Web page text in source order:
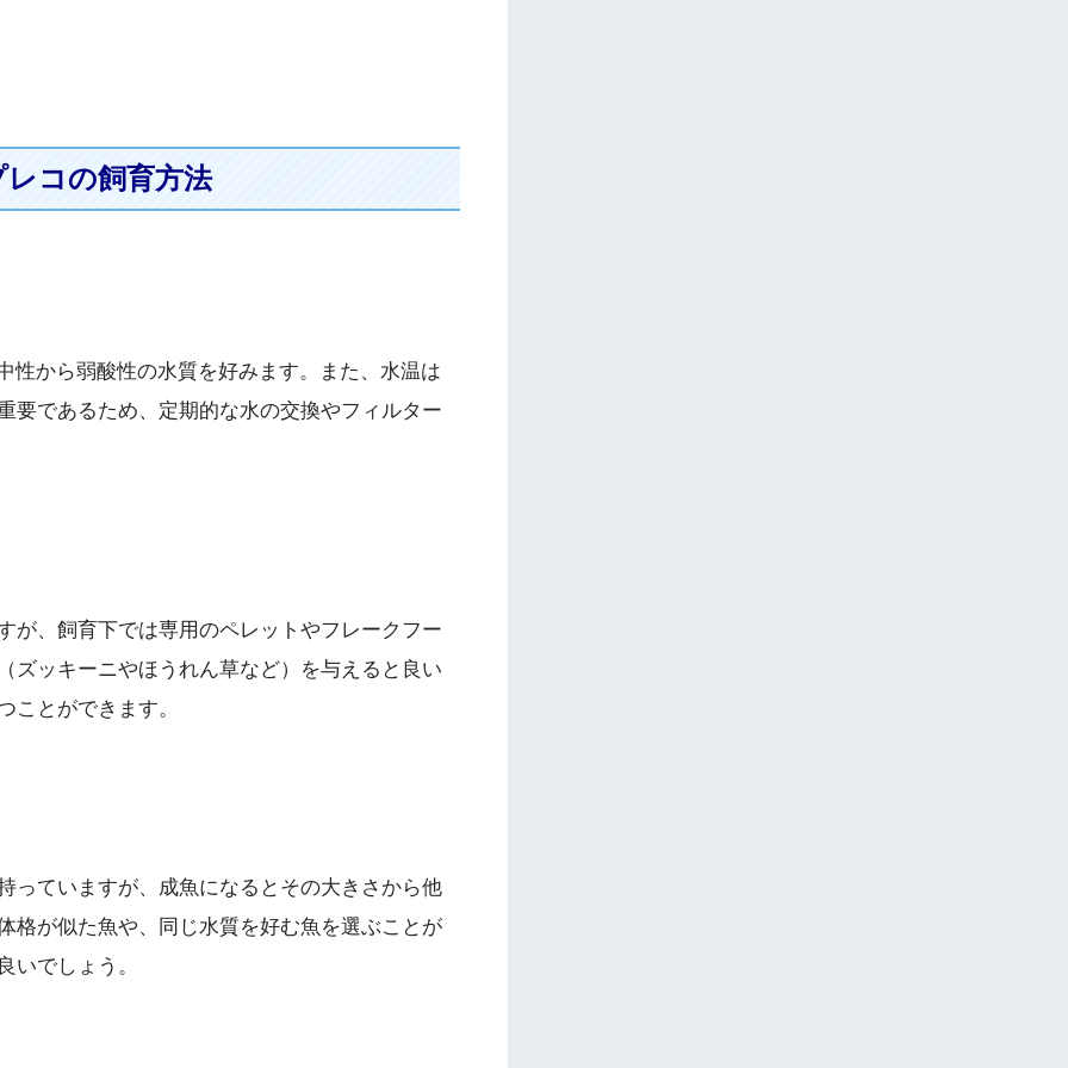
コの飼育方法
性から弱酸性の水質を好みます。また、水温は
であるため、定期的な水の交換やフィルター
が、飼育下では専用のペレットやフレークフー
ズッキーニやほうれん草など）を与えると良い
ことができます。
っていますが、成魚になるとその大きさから他
格が似た魚や、同じ水質を好む魚を選ぶことが
いでしょう。